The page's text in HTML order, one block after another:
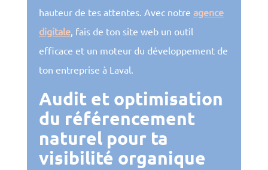
hauteur de tes attentes. Avec notre agence
digitale, fais de ton site web un outil
efficace et un moteur du développement de
ton entreprise à Laval.
Audit et optimisation
du référencement
naturel pour ta
visibilité organique